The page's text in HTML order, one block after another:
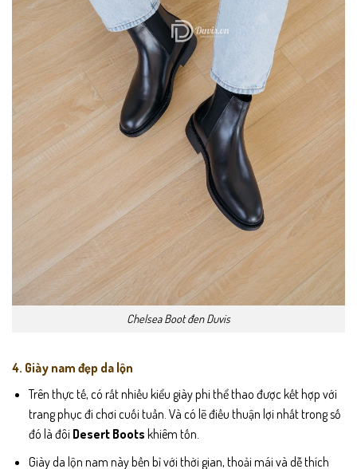
Chelsea Boot đen Duvis
4. Giày nam đẹp da lộn
Trên thực tế, có rất nhiều kiểu giày phi thể thao được kết hợp với
trang phục đi chơi cuối tuần. Và có lẽ điều thuận lợi nhất trong số
đó là đôi Desert Boots khiêm tốn.
Giày da lộn nam này bền bỉ với thời gian, thoải mái và dễ thích